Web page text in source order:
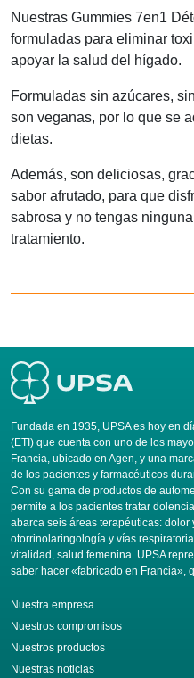
Nuestras Gummies 7en1
formuladas para eliminar
apoyar la salud del hígado.
Formuladas sin azúcares,
son veganas, por lo que se
dietas.
Además, son deliciosas,
sabor afrutado, para que
sabrosa y no tengas
tratamiento.
Fundada en 1935, UPSA es hoy en
(ETI) que cuenta con uno de los
Francia, ubicado en Agen, y una
de los pacientes y farmacéuticos
Con su gama de productos de
permite a los pacientes tratar
abarca seis áreas terapéuticas:
otorrinolaringología y vías
vitalidad, salud femenina. UPSA
saber hacer «fabricado en Francia»,
Nuestra empresa
Nuestros compromisos
Nuestros productos
Nuestras noticias